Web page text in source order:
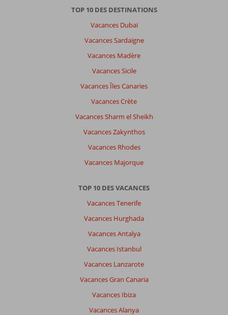
TOP 10 DES DESTINATIONS
Vacances Dubaï
Vacances Sardaigne
Vacances Madère
Vacances Sicile
Vacances Îles Canaries
Vacances Crète
Vacances Sharm el Sheikh
Vacances Zakynthos
Vacances Rhodes
Vacances Majorque
TOP 10 DES VACANCES
Vacances Tenerife
Vacances Hurghada
Vacances Antalya
Vacances Istanbul
Vacances Lanzarote
Vacances Gran Canaria
Vacances Ibiza
Vacances Alanya